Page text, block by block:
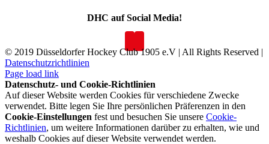
DHC auf Social Media!
© 2019 Düsseldorfer Hockey Club 1905 e.V | All Rights Reserved |
Datenschutzrichtlinien
Page load link
Datenschutz- und Cookie-Richtlinien
Auf dieser Website werden Cookies für verschiedene Zwecke
verwendet. Bitte legen Sie Ihre persönlichen Präferenzen in den
Cookie-Einstellungen fest und besuchen Sie unsere Cookie-
Richtlinien, um weitere Informationen darüber zu erhalten, wie und
weshalb Cookies auf dieser Website verwendet werden.